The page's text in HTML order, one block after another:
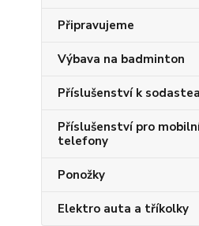
Připravujeme
Výbava na badminton
Příslušenství k
Příslušenství pro
telefony
Ponožky
Elektro auta a tříkolky